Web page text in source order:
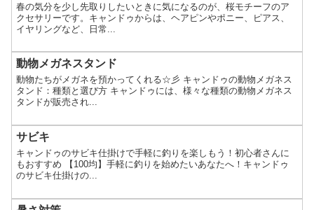
春の気分を少し先取りしたいときに気になるのが、桜モチーフのア
クセサリーです。キャンドゥからは、ヘアピンやポニー、ピアス、
イヤリングなど、日常...
動物メガネスタンド
動物たちがメガネを預かってくれる☆彡 キャンドゥの動物メガネス
タンド：種類と選び方 キャンドゥには、様々な種類の動物メガネス
タンドが販売され...
サビキ
キャンドゥのサビキ仕掛けで手軽に釣りを楽しもう！初心者さんに
もおすすめ 【100均】手軽に釣りを始めたいあなたへ！キャンドゥ
のサビキ仕掛けの...